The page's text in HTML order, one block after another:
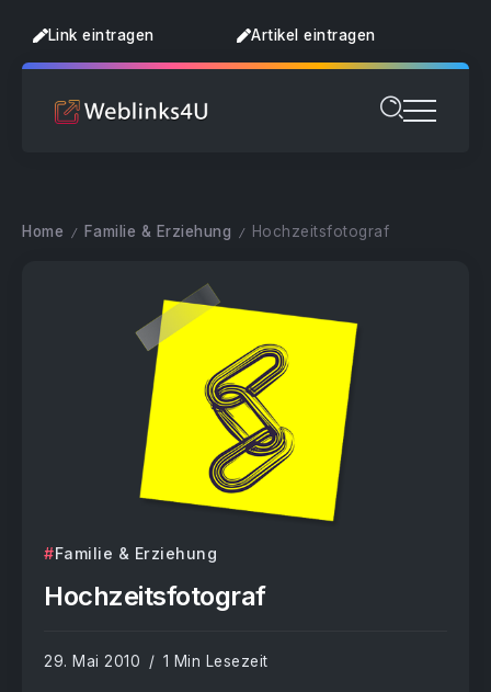
Link eintragen Artikel eintragen
Home / Familie & Erziehung / Hochzeitsfotograf
Familie & Erziehung
Hochzeitsfotograf
29. Mai 2010 1 Min Lesezeit